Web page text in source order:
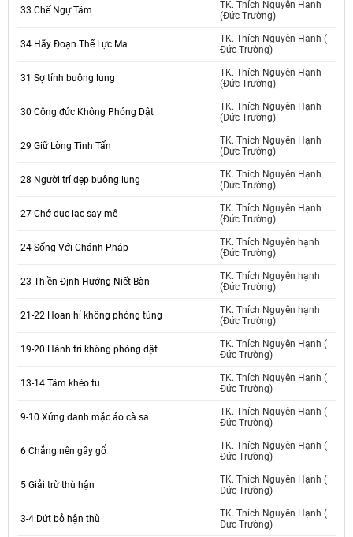
33 Chế Ngự Tâm
TK. Thích Nguyên Hạnh
(Đức Trường)
34 Hãy Đoạn Thế Lực Ma
TK. Thích Nguyên Hạnh (
Đức Trường)
31 Sợ tính buông lung
TK. Thích Nguyên Hạnh
(Đức Trường)
30 Công đức Không Phóng Dật
TK. Thích Nguyên Hạnh
(Đức Trường)
29 Giữ Lòng Tinh Tấn
TK. Thích Nguyên Hạnh
(Đức Trường)
28 Người trí dẹp buông lung
TK. Thích Nguyên Hạnh
(Đức Trường)
27 Chớ dục lạc say mê
TK. Thích Nguyên Hạnh
(Đức Trường)
24 Sống Với Chánh Pháp
TK. Thích Nguyên hạnh
(Đức Trường)
23 Thiền Định Hướng Niết Bàn
TK. Thích Nguyên hạnh
(Đức Trường)
21-22 Hoan hỉ không phóng túng
TK. Thích Nguyên hạnh
(Đức Trường)
19-20 Hành trì không phóng dật
TK. Thích Nguyên Hạnh (
Đức Trường)
13-14 Tâm khéo tu
TK. Thích Nguyên Hạnh (
Đức Trường)
9-10 Xứng danh mặc áo cà sa
TK. Thích Nguyên Hạnh (
Đức Trường)
6 Chẳng nên gây gổ
TK. Thích Nguyên Hạnh (
Đức Trường)
5 Giải trừ thù hận
TK. Thích Nguyên Hạnh (
Đức Trường)
3-4 Dứt bỏ hận thù
TK. Thích Nguyên Hạnh (
Đức Trường)